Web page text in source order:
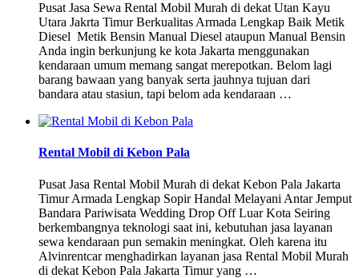
Pusat Jasa Sewa Rental Mobil Murah di dekat Utan Kayu
Utara Jakrta Timur Berkualitas Armada Lengkap Baik Metik
Diesel Metik Bensin Manual Diesel ataupun Manual Bensin
Anda ingin berkunjung ke kota Jakarta menggunakan
kendaraan umum memang sangat merepotkan. Belom lagi
barang bawaan yang banyak serta jauhnya tujuan dari
bandara atau stasiun, tapi belom ada kendaraan …
Rental Mobil di Kebon Pala
Pusat Jasa Rental Mobil Murah di dekat Kebon Pala Jakarta
Timur Armada Lengkap Sopir Handal Melayani Antar Jemput
Bandara Pariwisata Wedding Drop Off Luar Kota Seiring
berkembangnya teknologi saat ini, kebutuhan jasa layanan
sewa kendaraan pun semakin meningkat. Oleh karena itu
Alvinrentcar menghadirkan layanan jasa Rental Mobil Murah
di dekat Kebon Pala Jakarta Timur yang …